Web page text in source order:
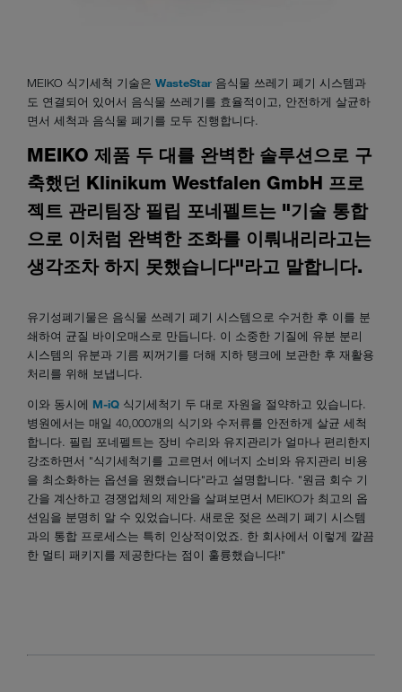
MEIKO 식기세척 기술은 WasteStar 음식물 쓰레기 폐기 시스템과
도 연결되어 있어서 음식물 쓰레기를 효율적이고, 안전하게 살균하
면서 세척과 음식물 폐기를 모두 진행합니다.
MEIKO 제품 두 대를 완벽한 솔루션으로 구
축했던 Klinikum Westfalen GmbH 프로
젝트 관리팀장 필립 포네펠트는 "기술 통합
으로 이처럼 완벽한 조화를 이뤄내리라고는
생각조차 하지 못했습니다"라고 말합니다.
유기성폐기물은 음식물 쓰레기 폐기 시스템으로 수거한 후 이를 분
쇄하여 균질 바이오매스로 만듭니다. 이 소중한 기질에 유분 분리
시스템의 유분과 기름 찌꺼기를 더해 지하 탱크에 보관한 후 재활용
처리를 위해 보냅니다.
이와 동시에 M-iQ 식기세척기 두 대로 자원을 절약하고 있습니다.
병원에서는 매일 40,000개의 식기와 수저류를 안전하게 살균 세척
합니다. 필립 포네펠트는 장비 수리와 유지관리가 얼마나 편리한지
강조하면서 "식기세척기를 고르면서 에너지 소비와 유지관리 비용
을 최소화하는 옵션을 원했습니다"라고 설명합니다. "원금 회수 기
간을 계산하고 경쟁업체의 제안을 살펴보면서 MEIKO가 최고의 옵
션임을 분명히 알 수 있었습니다. 새로운 젖은 쓰레기 폐기 시스템
과의 통합 프로세스는 특히 인상적이었죠. 한 회사에서 이렇게 깔끔
한 멀티 패키지를 제공한다는 점이 훌륭했습니다!"